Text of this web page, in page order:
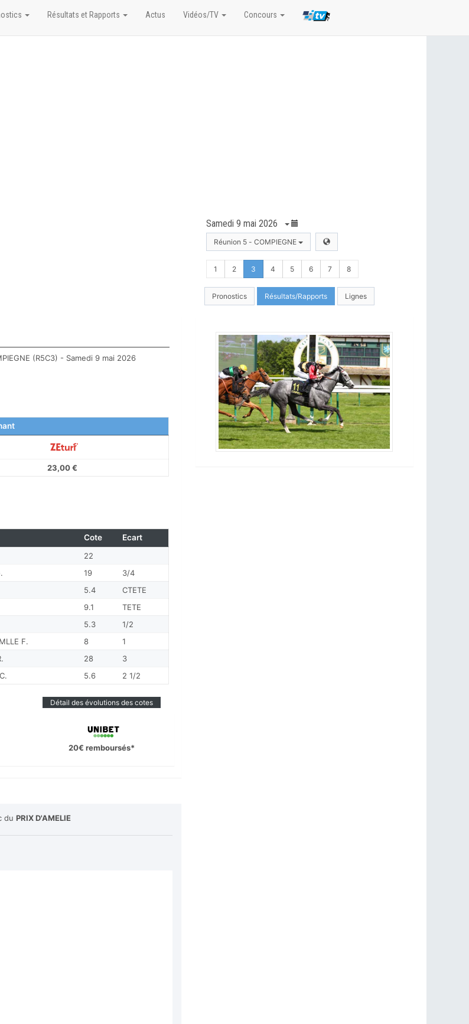
Samedi 9 mai 2026
Réunion 5 - COMPIEGNE
1 2 3 4 5 6 7 8
Pronostics Résultats/Rapports Lignes
(R5C3) - Samedi 9 mai 2026
23,00 €
22
19
3/4
5.4
CTETE
9.1
TETE
5.3
1/2
F. 8
1
28
3
5.6 2 1/2
Cote Ecart
Détail des évolutions des cotes
20€ remboursés*
duPRIX D'AMELIE
Résultats et Rapports Actus Vidéos/TV Concours